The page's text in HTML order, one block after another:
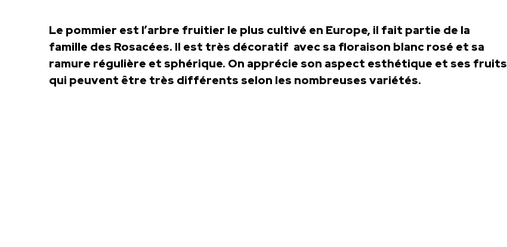
Le pommier est l’arbre fruitier le plus cultivé en Europe, il fait partie de la
famille des Rosacées. Il est très décoratif avec sa floraison blanc rosé et sa
ramure régulière et sphérique. On apprécie son aspect esthétique et ses fruits
qui peuvent être très différents selon les nombreuses variétés.